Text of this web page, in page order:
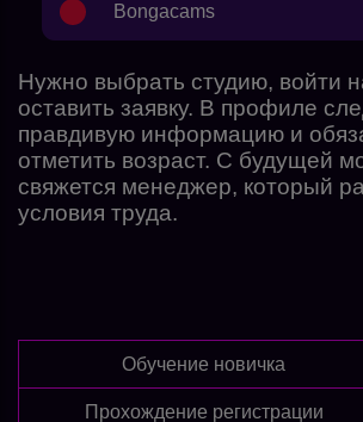
Bongacams
Нужно выбрать студию, войти
оставить заявку. В профиле
правдивую информацию и
отметить возраст. С будущей
свяжется менеджер, который
условия труда.
Обучение новичка
Прохождение регистрации